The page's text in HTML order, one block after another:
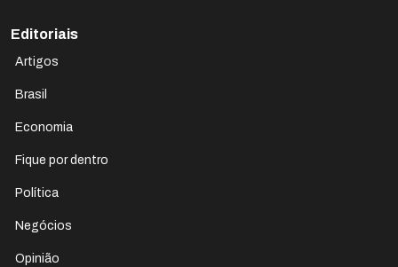
Editoriais
Artigos
Brasil
Economia
Fique por dentro
Política
Negócios
Opinião